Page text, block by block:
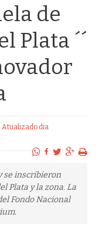
de
Plata ´´
Atualizado dia
se inscribieron
Plata y la zona. La
Fondo Nacional